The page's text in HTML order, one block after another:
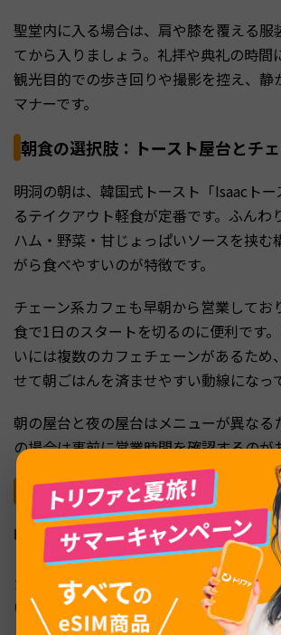
聖堂内に入る場合は、肩や膝を覆える服
てから入りましょう。礼拝や典礼の時間
観光目的での歩き回りや撮影を控え、静
マナーです。
朝食の選択肢：トースト屋台とチ
明洞の朝は、韓国式トースト「Isaacト
るテイクアウト軽食が定番です。ふんわ
ハム・野菜・甘じょっぱいソースを挟む
がら食べやすいのが特徴です。
チェーン系カフェも早朝から営業してお
食で1日のスタートを切るのに便利です
いには複数のカフェチェーンがあるため
せて朝ごはんを済ませやすい動線になっ
朝の屋台と夜の屋台はメニューが異なる
の場合は事前に営業時間を確認するのが
朝活向けカフェでひと息
明洞には早朝から落ち着いて過ごせるカ
ます。観光ピーク前の時間帯にゆっくり
たい方には、メインストリートからやや
いています。